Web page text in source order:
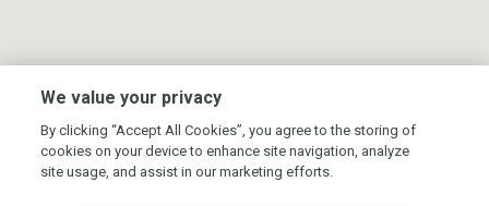
Головна
Контакти
We value your privacy
By clicking “Accept All Cookies”, you agree to the storing of
cookies on your device to enhance site navigation, analyze
site usage, and assist in our marketing efforts.